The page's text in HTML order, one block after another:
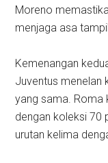
Moreno
menjaga asa
Kemenangan
Juventus menelan
yang sama. Roma
dengan koleksi 70
urutan kelima